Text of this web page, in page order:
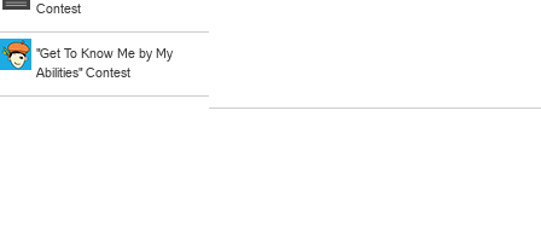
Contest
"Get To Know Me by My
Abilities" Contest